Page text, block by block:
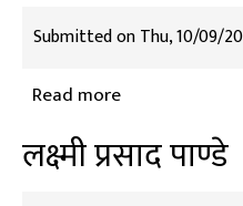
Submitted onThu, 10/09/
Read moreabout
बहादुर
लक्ष्मी प्रसाद पाण्डे